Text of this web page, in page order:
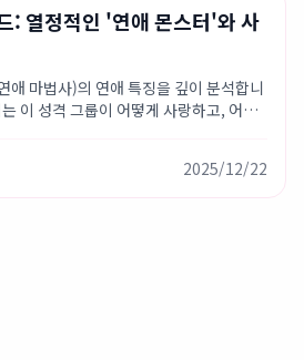
: 열정적인 '연애 몬스터'와 사
애 마법사)의 연애 특징을 깊이 분석합니
이 성격 그룹이 어떻게 사랑하고, 어떤
2025/12/22